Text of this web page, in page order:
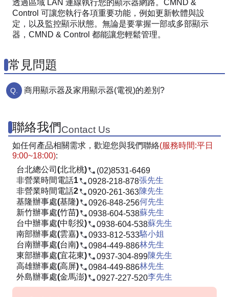
透過區域 LAN 連線執行您的顯示器網路。CMND &
Control 可讓您執行各項重要功能，例如更新軟體與設
定，以及監控顯示狀態。無論是要掌握一部或多部顯示
器，CMND & Control 都能讓您輕鬆管理。
常見問題
商用顯示器及家用顯示器(電視)的差別?
聯絡我們Contact Us
如任何產品相關需求，歡迎您與我們聯絡(服務時間:平日
9:00~18:00):
台北總公司(北北桃)
(02)8531-6469
非營業時間電話1
0928-218-878張先生
非營業時間電話2
0920-261-363陳先生
基隆辦事處(基隆)
0926-848-256何先生
新竹辦事處(竹苗)
0938-604-538蘇先生
台中辦事處(中彰投)
0938-604-538蘇先生
南部辦事處(雲嘉)
0933-812-533駱小姐
台南辦事處(台南)
0984-449-886林先生
東部辦事處(宜花東)
0937-304-899陳先生
高雄辦事處(高屏)
0984-449-886林先生
外島辦事處(金馬澎)
0927-227-520李先生